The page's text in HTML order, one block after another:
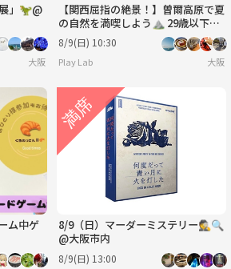
」🦖@
大阪
【関西屈指の絶景！】曽爾高原で夏
の自然を満喫しよう⛰️ 29歳以下限
定(一部除く)
8/9(日) 10:30
Play Lab 大阪
ム中ゲ
8/9（日）マーダーミステリー🕵️🔍
@大阪市内
8/9(日) 13:00